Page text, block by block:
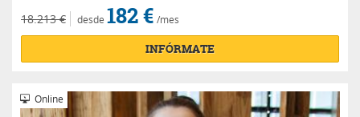
18.213 € desde 182 € /mes
INFÓRMATE
Online